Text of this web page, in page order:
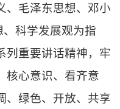
、毛泽东思想、邓小
、科学发展观为指
列重要讲话精神，牢
核心意识、看齐意
、绿色、开放、共享